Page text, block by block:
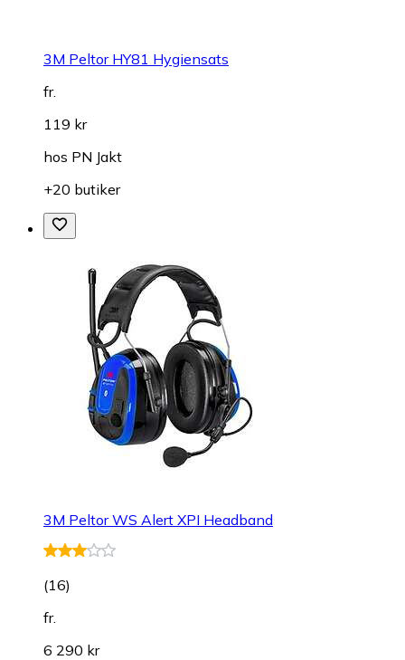
3M Peltor HY81 Hygiensats
fr.
119 kr
hos PN Jakt
+20 butiker
3M Peltor WS Alert XPI Headband
(16)
fr.
6 290 kr